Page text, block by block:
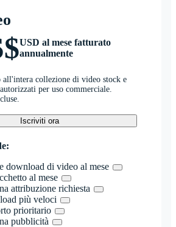
USD al mese fatturato
annualmente
all'intera collezione di video stock e
per uso commerciale.
Iscriviti ora
download di video al mese
al mese
attribuzione richiesta
più veloci
prioritario
pubblicità